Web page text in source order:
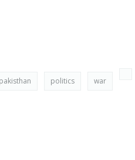
pakisthan politics war